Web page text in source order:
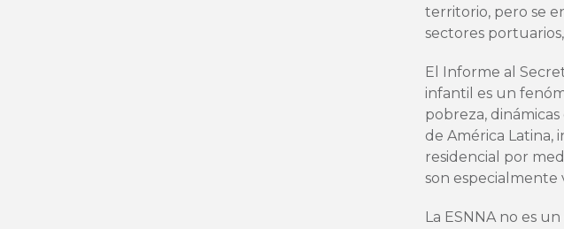
territorio, pero se
sectores
El Informe al
infantil es un
pobreza,
de América Latina,
residencial por
son especialmente
La ESNNA no es